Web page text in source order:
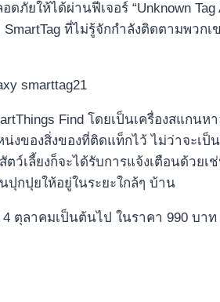
ภัยให้ได้ผ่านฟีเจอร์ “Unknown
ที่ไม่รู้จักกำลังติดตามพวก
Find โดยเป็นเครื่องสแก
งของสิ่งของที่ติดแท็กไว้ ไม่ว่าจะเ
ลี้ยงก็จะได้รับการแจ้งเตือนด้วยเ
ปุกปุยให้อยู่ในระยะใกล้ๆ บ้าน
ตุลาคมเป็นต้นไป ในราคา 990 บา